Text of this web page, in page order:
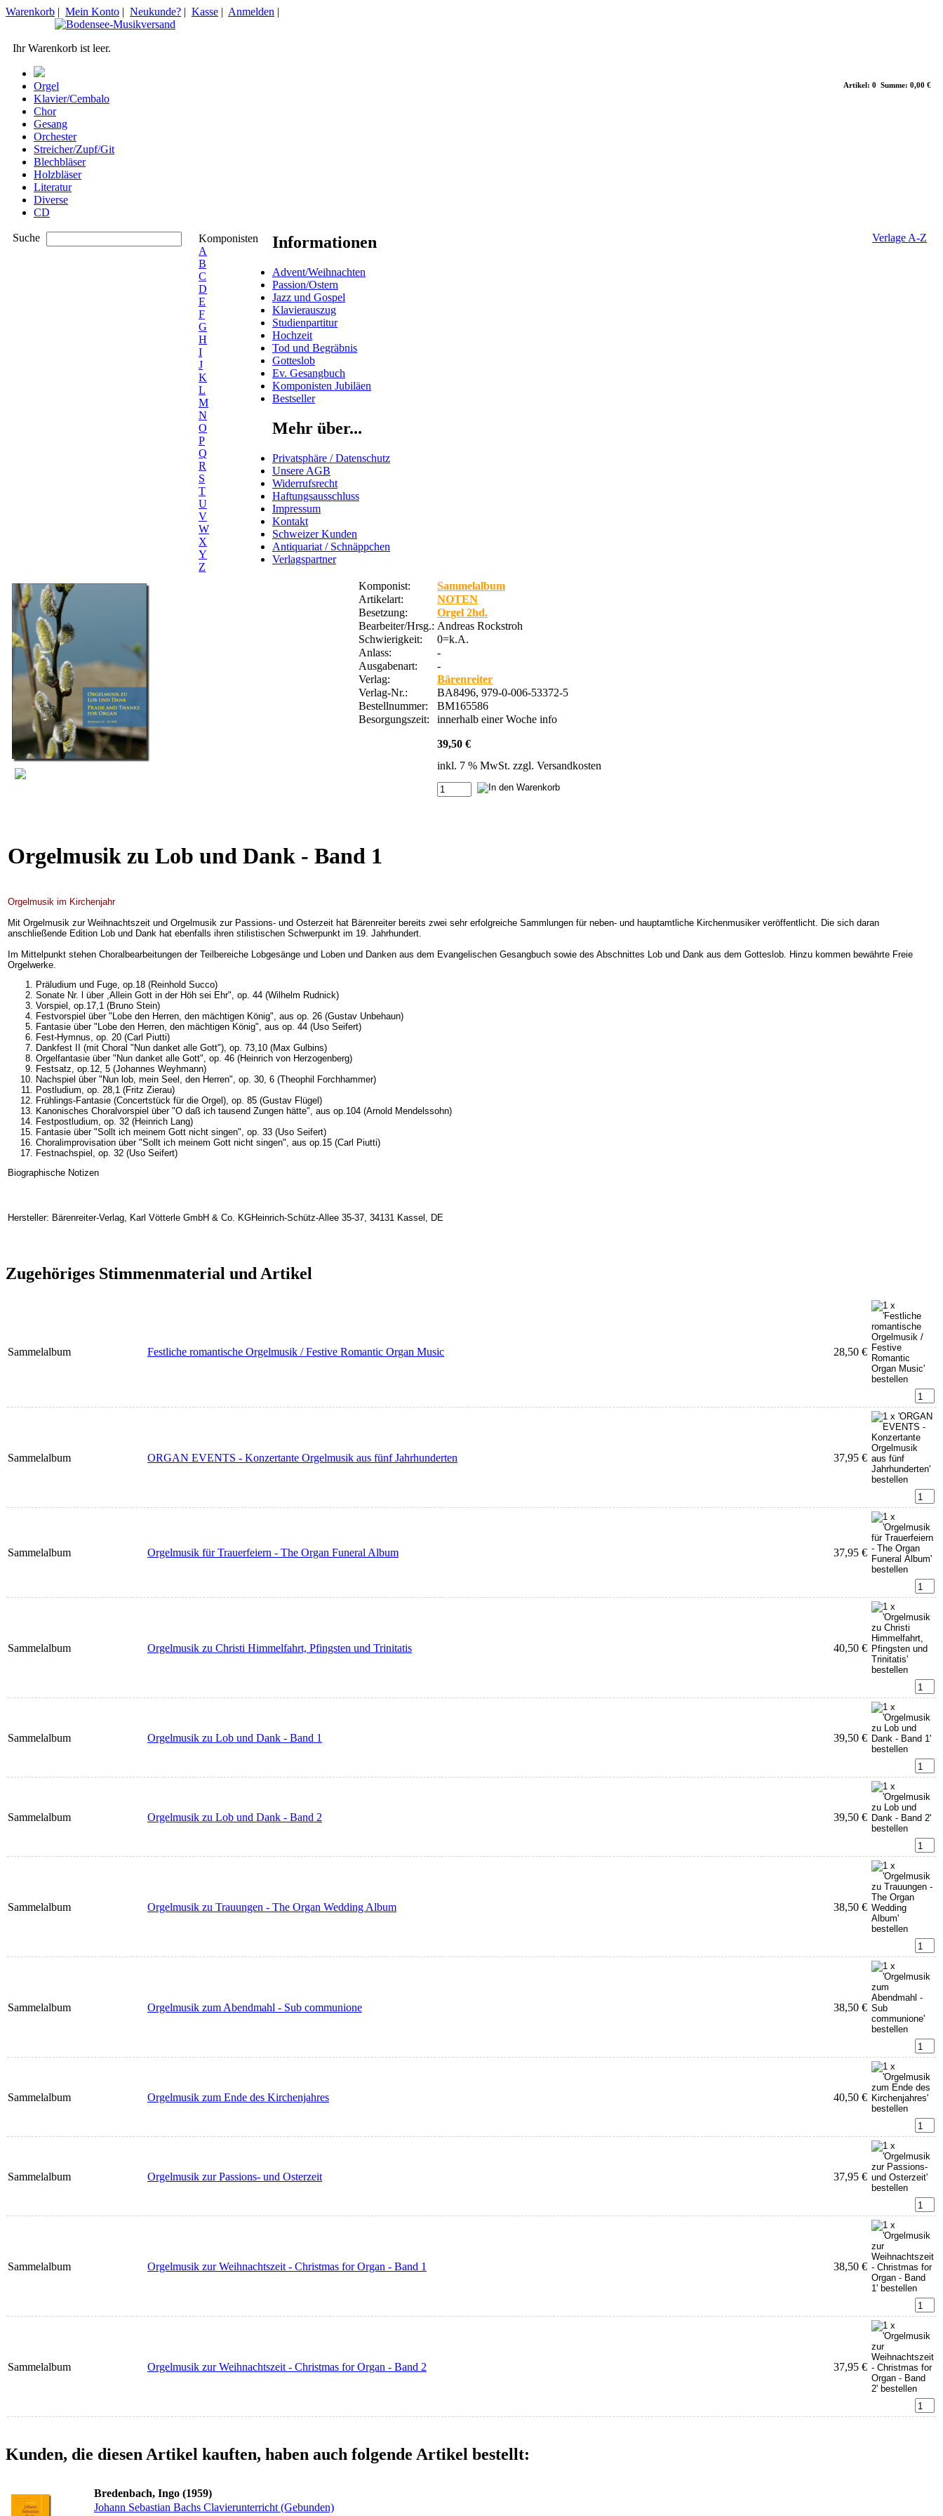
Artikel: 0 Summe: 0,00 €
Warenkorb | Mein Konto | Neukunde? | Kasse | Anmelden |
Ihr Warenkorb ist leer.
Orgel
Klavier/Cembalo
Chor
Gesang
Orchester
Streicher/Zupf/Git
Blechbläser
Holzbläser
Literatur
Diverse
CD
Suche
Komponisten
A
B
C
D
E
F
G
H
I
J
K
L
M
N
O
P
Q
R
S
T
U
V
W
X
Y
Z
Verlage A-Z
Informationen
Advent/Weihnachten
Passion/Ostern
Jazz und Gospel
Klavierauszug
Studienpartitur
Hochzeit
Tod und Begräbnis
Gotteslob
Ev. Gesangbuch
Komponisten Jubiläen
Bestseller
Mehr über...
Privatsphäre / Datenschutz
Unsere AGB
Widerrufsrecht
Haftungsausschluss
Impressum
Kontakt
Schweizer Kunden
Antiquariat / Schnäppchen
Verlagspartner
Komponist:
Sammelalbum
Artikelart:
NOTEN
Besetzung:
Orgel 2hd.
Bearbeiter/Hrsg.: Andreas Rockstroh
Schwierigkeit:
0=k.A.
Anlass:
-
Ausgabenart:
-
Verlag:
Bärenreiter
Verlag-Nr.:
BA8496, 979-0-006-53372-5
Bestellnummer:
BM165586
Besorgungszeit:
innerhalb einer Woche info
39,50 €
inkl. 7 % MwSt. zzgl. Versandkosten
Orgelmusik zu Lob und Dank - Band 1
Orgelmusik im Kirchenjahr
Mit Orgelmusik zur Weihnachtszeit und Orgelmusik zur Passions- und Osterzeit hat Bärenreiter bereits zwei sehr erfolgreiche Sammlungen für neben- und hauptamtliche Kirchenmusiker veröffentlicht. Die sich daran
anschließende Edition Lob und Dank hat ebenfalls ihren stilistischen Schwerpunkt im 19. Jahrhundert.
Im Mittelpunkt stehen Choralbearbeitungen der Teilbereiche Lobgesänge und Loben und Danken aus dem Evangelischen Gesangbuch sowie des Abschnittes Lob und Dank aus dem Gotteslob. Hinzu kommen bewährte Freie
Orgelwerke.
Präludium und Fuge, op.18 (Reinhold Succo)
Sonate Nr. l über ,Allein Gott in der Höh sei Ehr", op. 44 (Wilhelm Rudnick)
Vorspiel, op.17,1 (Bruno Stein)
Festvorspiel über "Lobe den Herren, den mächtigen König", aus op. 26 (Gustav Unbehaun)
Fantasie über "Lobe den Herren, den mächtigen König", aus op. 44 (Uso Seifert)
Fest-Hymnus, op. 20 (Carl Piutti)
Dankfest II (mit Choral "Nun danket alle Gott"), op. 73,10 (Max Gulbins)
Orgelfantasie über "Nun danket alle Gott", op. 46 (Heinrich von Herzogenberg)
Festsatz, op.12, 5 (Johannes Weyhmann)
Nachspiel über "Nun lob, mein Seel, den Herren", op. 30, 6 (Theophil Forchhammer)
Postludium, op. 28,1 (Fritz Zierau)
Frühlings-Fantasie (Concertstück für die Orgel), op. 85 (Gustav Flügel)
Kanonisches Choralvorspiel über "O daß ich tausend Zungen hätte", aus op.104 (Arnold Mendelssohn)
Festpostludium, op. 32 (Heinrich Lang)
Fantasie über "Sollt ich meinem Gott nicht singen", op. 33 (Uso Seifert)
Choralimprovisation über "Sollt ich meinem Gott nicht singen", aus op.15 (Carl Piutti)
Festnachspiel, op. 32 (Uso Seifert)
Biographische Notizen
Hersteller: Bärenreiter-Verlag, Karl Vötterle GmbH & Co. KGHeinrich-Schütz-Allee 35-37, 34131 Kassel, DE
Zugehöriges Stimmenmaterial und Artikel
Sammelalbum Festliche romantische Orgelmusik / Festive Romantic Organ Music 28,50 €
Sammelalbum ORGAN EVENTS - Konzertante Orgelmusik aus fünf Jahrhunderten 37,95 €
Sammelalbum Orgelmusik für Trauerfeiern - The Organ Funeral Album 37,95 €
Sammelalbum Orgelmusik zu Christi Himmelfahrt, Pfingsten und Trinitatis 40,50 €
Sammelalbum Orgelmusik zu Lob und Dank - Band 1 39,50 €
Sammelalbum Orgelmusik zu Lob und Dank - Band 2 39,50 €
Sammelalbum Orgelmusik zu Trauungen - The Organ Wedding Album 38,50 €
Sammelalbum Orgelmusik zum Abendmahl - Sub communione 38,50 €
Sammelalbum Orgelmusik zum Ende des Kirchenjahres 40,50 €
Sammelalbum Orgelmusik zur Passions- und Osterzeit 37,95 €
Sammelalbum Orgelmusik zur Weihnachtszeit - Christmas for Organ - Band 1 38,50 €
Sammelalbum Orgelmusik zur Weihnachtszeit - Christmas for Organ - Band 2 37,95 €
Kunden, die diesen Artikel kauften, haben auch folgende Artikel bestellt:
Bredenbach, Ingo (1959)
Johann Sebastian Bachs Clavierunterricht (Gebunden)